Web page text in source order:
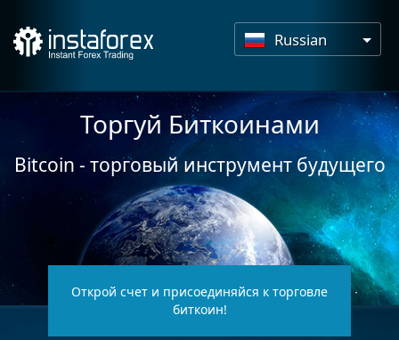
Russian
Торгуй Биткоинами
Bitcoin - торговый инструмент будущего
Открой счет и присоединяйся к торговле
биткоин!